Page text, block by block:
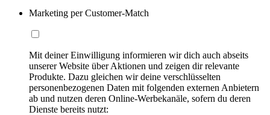
Marketing per Customer-Match
Mit deiner Einwilligung informieren wir dich auch abseits
unserer Website über Aktionen und zeigen dir relevante
Produkte. Dazu gleichen wir deine verschlüsselten
personenbezogenen Daten mit folgenden externen Anbietern
ab und nutzen deren Online-Werbekanäle, sofern du deren
Dienste bereits nutzt: